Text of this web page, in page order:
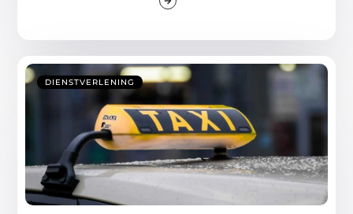
DIENSTVERLENING